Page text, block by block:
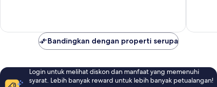
Bandingkan dengan properti serupa
Login untuk melihat diskon dan manfaat yang memenuhi
syarat. Lebih banyak reward untuk lebih banyak petualangan!